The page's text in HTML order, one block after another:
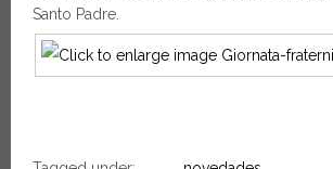
Santo Padre.